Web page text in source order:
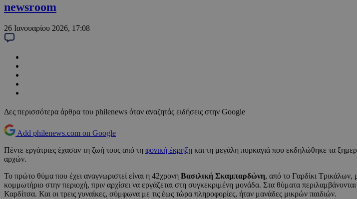
newsroom
26 Ιανουαρίου 2026, 17:08
Δες περισσότερα άρθρα του philenews όταν αναζητάς ειδήσεις στην Google
Add philenews.com on Google
Πέντε εργάτριες έχασαν τη ζωή τους από τη φονική έκρηξη και τη μεγάλη πυρκαγιά που εκδηλώθηκε τα
αρχών.
Το πρώτο θύμα που έχει αναγνωριστεί είναι η 42χρονη Βασιλική Σκαμπαρδώνη, από το Γαρδίκι Τρικάλων,
κομμωτήριο στην περιοχή, πριν αρχίσει να εργάζεται στη συγκεκριμένη μονάδα. Στα θύματα
Καρδίτσα. Και οι τρεις γυναίκες, σύμφωνα με τις έως τώρα πληροφορίες, ήταν μανάδες μικρών παιδιών.